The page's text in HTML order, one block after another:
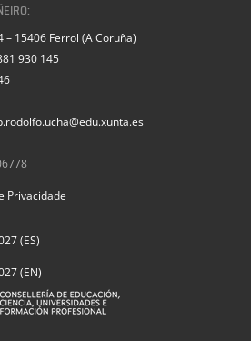
– 15406 Ferrol (A Coruña)
930 145
Privacidade
(ES)
(EN)